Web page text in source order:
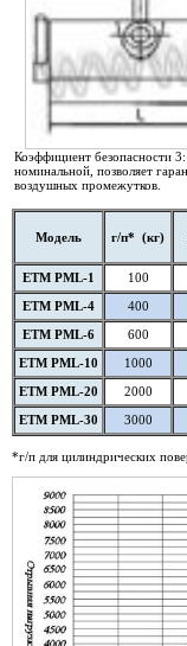
Коэффициент безопасности
номинальной, позволяет
воздушных промежутков.
Модель г/п* (кг)
ETM PML-1 100
ETM PML-4
400
ETM PML-6
600
ETM PML-10
1000
ETM PML-20
2000
ETM PML-30
3000
*г/п для цилиндрических